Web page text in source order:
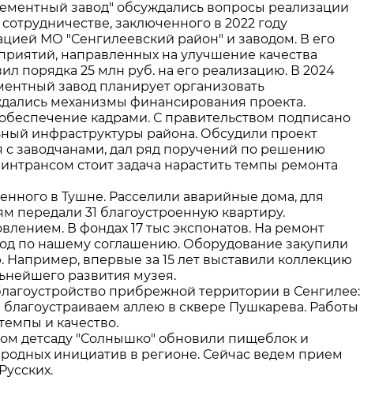
завод" обсуждались вопросы реализации
заключенного в 2022 году
МО "Сенгилеевский район" и заводом. В его
направленных на улучшение качества
порядка 25 млн руб. на его реализацию. В 2024
завод планирует организовать
механизмы финансирования проекта.
кадрами. С правительством подписано
инфраструктуры района. Обсудили проект
с заводчанами, дал ряд поручений по решению
стоит задача нарастить темпы ремонта
в Тушне. Расселили аварийные дома, для
передали 31 благоустроенную квартиру.
В фондах 17 тыс экспонатов. На ремонт
по нашему соглашению. Оборудование закупили
Например, впервые за 15 лет выставили коллекцию
развития музея.
прибрежной территории в Сенгилее:
аллею в сквере Пушкарева. Работы
и качество.
детсаду "Солнышко" обновили пищеблок и
инициатив в регионе. Сейчас ведем прием